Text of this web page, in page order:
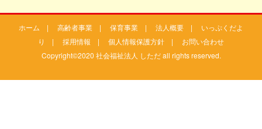
ホーム | 高齢者事業 | 保育事業 | 法人概要 | いっぷくだよ
り
| 採用情報 | 個人情報保護方針 | お問い合わせ
Copyright©2020 社会福祉法人 しただ all rights reserved.